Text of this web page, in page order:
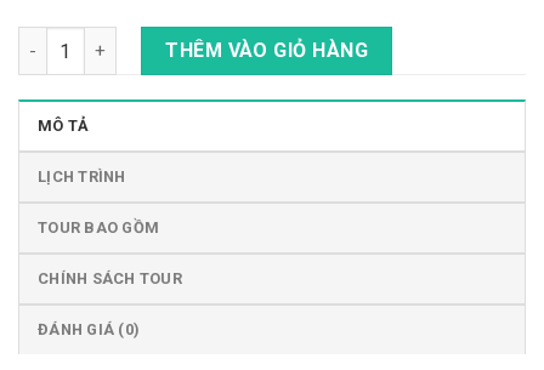
Tour Lặn Biển Với Ống Thở (Snorkeling) Ở Đảo Semporna,
THÊM VÀO GIỎ HÀNG
MÔ TẢ
LỊCH TRÌNH
TOUR BAO GỒM
CHÍNH SÁCH TOUR
ĐÁNH GIÁ (0)